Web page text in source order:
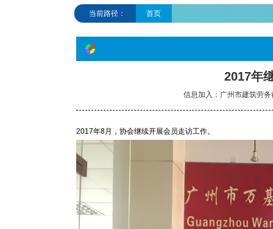
当前路径： 首页
2017年
信息加入：广州市建筑劳务
2017年8月，协会继续开展会员走访工作。